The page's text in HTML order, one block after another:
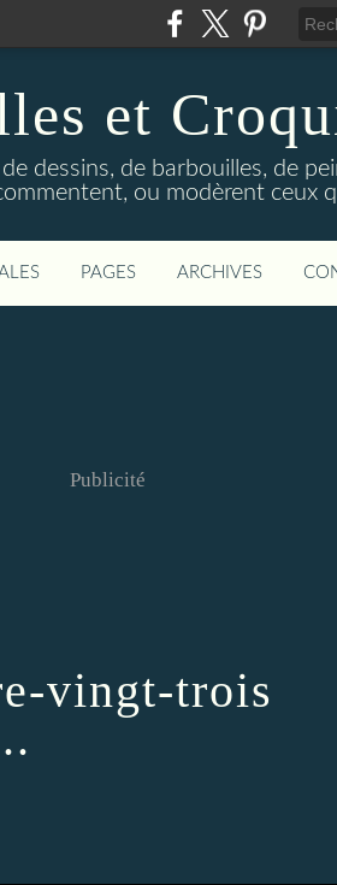
et
dessins, de barbouilles, de
ou modèrent ceux
PAGES ARCHIVES
Publicité
vingt-trois